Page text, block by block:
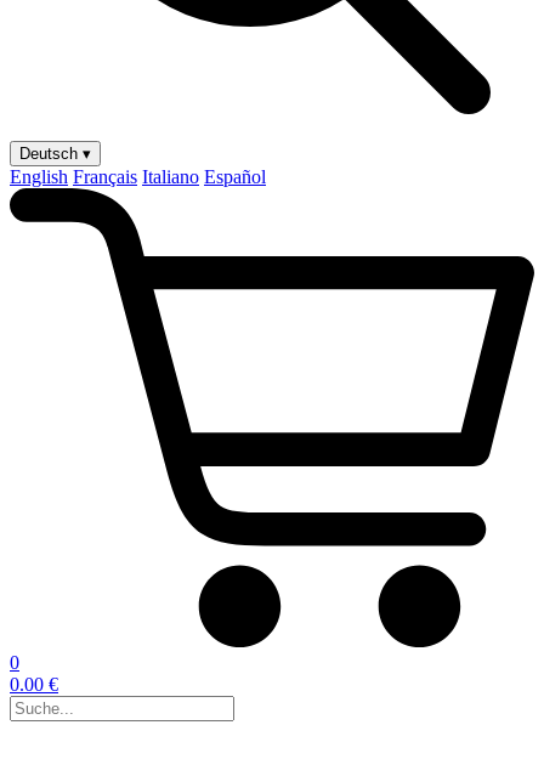
Deutsch ▾
English Français Italiano Español
0
0.00 €